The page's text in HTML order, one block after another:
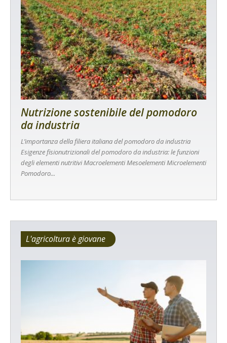
Nutrizione sostenibile del pomodoro
da industria
L’importanza della filiera italiana del pomodoro da industria
Esigenze fisionutrizionali del pomodoro da industria: le funzioni
degli elementi nutritivi Macroelementi Mesoelementi Microelementi
Pomodoro...
L'agricoltura è giovane